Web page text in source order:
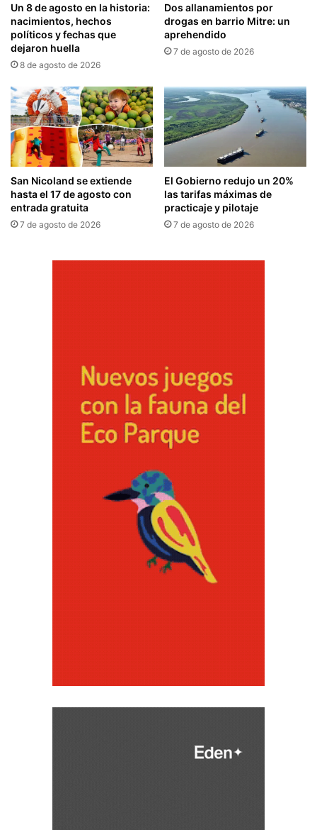
Un 8 de agosto en la historia:
nacimientos, hechos
políticos y fechas que
dejaron huella
8 de agosto de 2026
Dos allanamientos por
drogas en barrio Mitre: un
aprehendido
7 de agosto de 2026
San Nicoland se extiende
hasta el 17 de agosto con
entrada gratuita
7 de agosto de 2026
El Gobierno redujo un 20%
las tarifas máximas de
practicaje y pilotaje
7 de agosto de 2026